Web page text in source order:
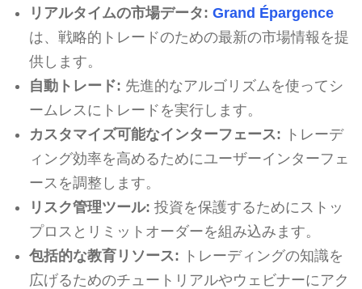
リアルタイムの市場データ: Grand Épargence
は、戦略的トレードのための最新の市場情報を提
供します。
自動トレード: 先進的なアルゴリズムを使ってシ
ームレスにトレードを実行します。
カスタマイズ可能なインターフェース: トレーデ
ィング効率を高めるためにユーザーインターフェ
ースを調整します。
リスク管理ツール: 投資を保護するためにストッ
プロスとリミットオーダーを組み込みます。
包括的な教育リソース: トレーディングの知識を
広げるためのチュートリアルやウェビナーにアク